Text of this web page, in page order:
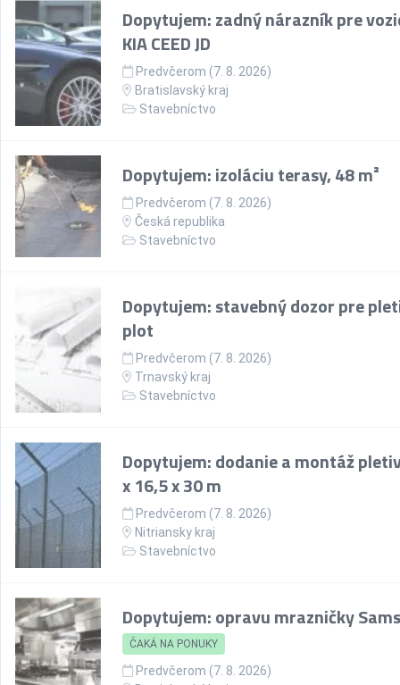
Dopytujem: zadný nárazník pre
KIA CEED JD
Predvčerom (7. 8. 2026)
Bratislavský kraj
Stavebníctvo
Dopytujem: izoláciu terasy, 48 m²
Predvčerom (7. 8. 2026)
Česká republika
Stavebníctvo
Dopytujem: stavebný dozor pre
plot
Predvčerom (7. 8. 2026)
Trnavský kraj
Stavebníctvo
Dopytujem: dodanie a montáž
x 16,5 x 30 m
Predvčerom (7. 8. 2026)
Nitriansky kraj
Stavebníctvo
Dopytujem: opravu mrazničky
ČAKÁ NA PONUKY
Predvčerom (7. 8. 2026)